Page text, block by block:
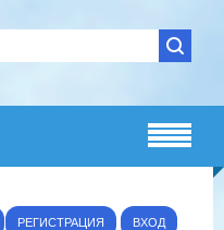
РЕГИСТРАЦИЯ ВХОД